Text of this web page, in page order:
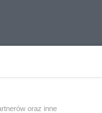
oraz inne